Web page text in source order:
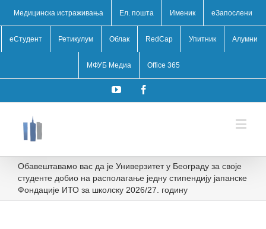
Медицинска истраживања Ел. пошта Именик eЗапослени
еСтудент Ретикулум Облак RedCap Упитник Алумни
МФУБ Медиа Office 365
YouTube
Обавештавамо вас да је Универзитет у Београду за своје
студенте добио на располагање једну стипендију јапанске
Фондације ИТО за школску 2026/27. годину